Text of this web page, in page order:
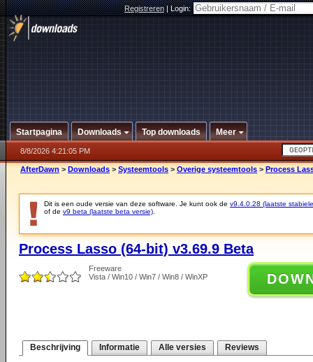
Registreren|Login:
Startpagina Downloads Top downloads Meer
8/8/2026 4:21:05 PM
AfterDawn > Downloads > Systeemtools > Overige systeemtools > Process
Dit is een oude versie van deze software. Je kunt ook de v9.4.0.28 (laatste
of de v9 beta (laatste beta versie)
Process Lasso (64-bit) v3.69.9 Beta
Freeware
Vista / Win10 / Win7 / Win8 / WinXP
Beschrijving Informatie Alle versies Reviews